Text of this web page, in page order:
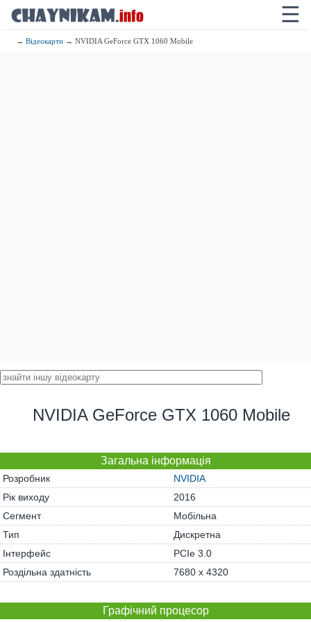
☰
→Відеокарти → NVIDIA GeForce GTX 1060 Mobile
NVIDIA GeForce GTX 1060 Mobile
Загальна інформація
Розробник
NVIDIA
Рік виходу
2016
Сегмент
Мобільна
Тип
Дискретна
Інтерфейс
PCIe 3.0
Роздільна здатність
7680 x 4320
Графічний процесор